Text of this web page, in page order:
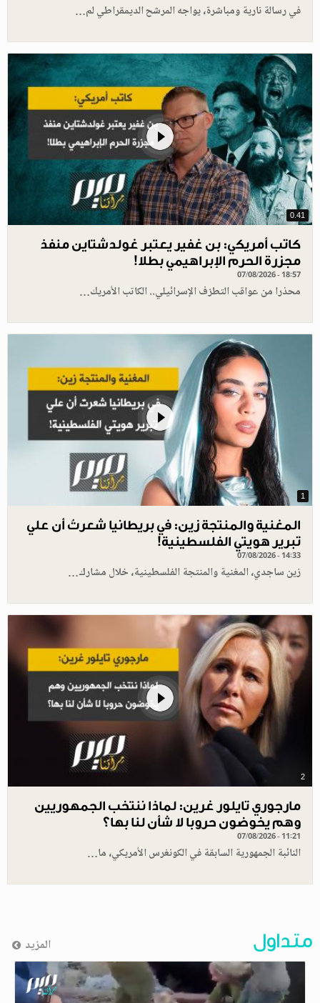
في رسالة نارية ومباشرة، يواجه المرشح الديمقراطي لم…
0.41
كاتب أمريكي: بن غفير يعتبر غولدشتاين منفذ
مجزرة الحرم الإبراهيمي بطلا!
07/08/2026 - 18:57
محذرا من عواقب التطرّف الإسرائيلي.. الكاتب الأمريك…
1
المغنية والمنتجة زين: في بريطانيا شعرتُ أن علي
تبرير هويتي الفلسطينية!
07/08/2026 - 14:33
زين ساجدي، المغنية والمنتجة الفلسطينية، خلال مشارك…
2
مارجوري تايلور غرين: لماذا ننتخب الجمهوريين
وهم يخوضون حروبا لا شأن لنا بها؟
07/08/2026 - 11:21
النائبة الجمهورية السابقة في الكونغرس الأمريكي، ما…
متداول المزيد